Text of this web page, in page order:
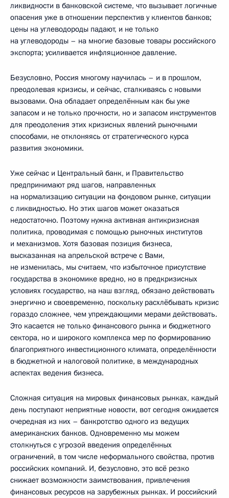
ликвидности в банковской системе, что вызывает логичные
опасения уже в отношении перспектив у клиентов банков;
цены на углеводороды падают, и не только
на углеводороды – на многие базовые товары российского
экспорта; усиливается инфляционное давление.
Безусловно, Россия многому научилась – и в прошлом,
преодолевая кризисы, и сейчас, сталкиваясь с новыми
вызовами. Она обладает определённым как бы уже
запасом и не только прочности, но и запасом инструментов
для преодоления этих кризисных явлений рыночными
способами, не отклоняясь от стратегического курса
развития экономики.
Уже сейчас и Центральный банк, и Правительство
предпринимают ряд шагов, направленных
на нормализацию ситуации на фондовом рынке, ситуации
с ликвидностью. Но этих шагов может оказаться
недостаточно. Поэтому нужна активная антикризисная
политика, проводимая с помощью рыночных институтов
и механизмов. Хотя базовая позиция бизнеса,
высказанная на апрельской встрече с Вами,
не изменилась, мы считаем, что избыточное присутствие
государства в экономике вредно, но в предкризисных
условиях государство, на наш взгляд, обязано действовать
энергично и своевременно, поскольку расхлёбывать кризис
гораздо сложнее, чем упреждающими мерами действовать.
Это касается не только финансового рынка и бюджетного
сектора, но и широкого комплекса мер по формированию
благоприятного инвестиционного климата, определённости
в бюджетной и налоговой политике, в международных
аспектах ведения бизнеса.
Сложная ситуация на мировых финансовых рынках, каждый
день поступают неприятные новости, вот сегодня ожидается
очередная из них – банкротство одного из ведущих
американских банков. Одновременно мы можем
столкнуться с угрозой введения определённых
ограничений, в том числе неформального свойства, против
российских компаний. И, безусловно, это всё резко
снижает возможности заимствования, привлечения
финансовых ресурсов на зарубежных рынках. И российский